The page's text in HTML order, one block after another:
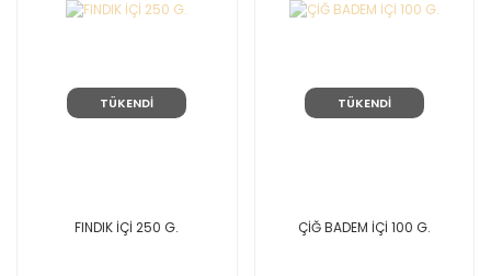
TÜKENDİ
FINDIK İÇİ 250 G.
TÜKENDİ
ÇİĞ BADEM İÇİ 100 G.